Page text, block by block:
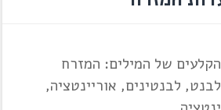
של המילים: המזרח
לבנטינים, אוריינטציה,